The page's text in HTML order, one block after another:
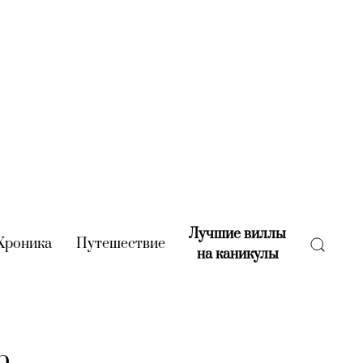
(current)
Путешествие(current)
Лучшие виллы
на каникулы(current)